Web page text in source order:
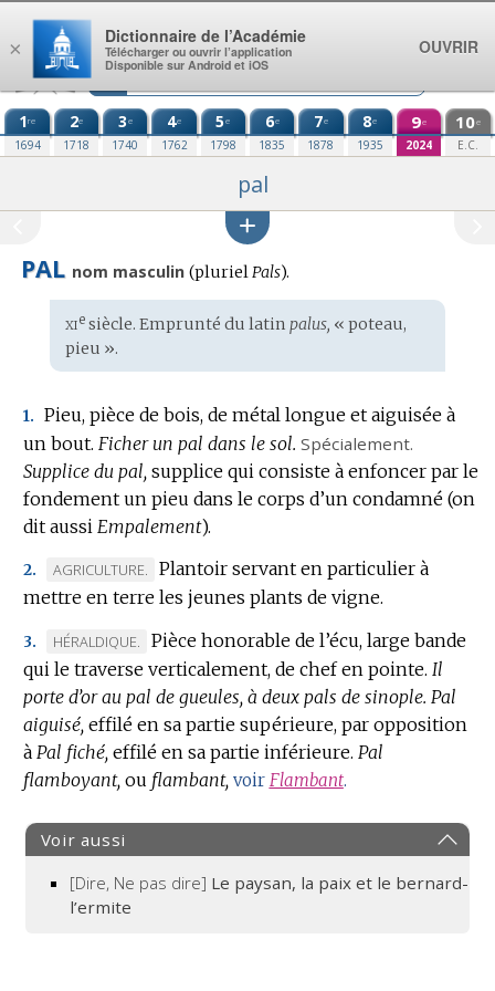
Aller au contenu
1re
1694
2e
1718
3e
1740
4e
1762
5e
1798
6e
1835
7e
1878
8e
1935
9e
2024
10e
E.C.
pal
PAL nom masculin (plurielPals).
Étymologie
:
xiesiècle. Emprunté du latin palus, « poteau,
pieu ».
1. Pieu, pièce de bois, de métal longue et aiguisée à
un bout. Ficher un pal dans le sol. Spécialement.
Supplice du pal, supplice qui consiste à enfoncer par le
fondement un pieu dans le corps d’un condamné (on
dit aussi Empalement).
2.
MARQUE
DE
:
AGRICULTURE.
Plantoir servant en particulier à
mettre en terre les jeunes plants de vigne.
3.
MARQUE
DE
DOMAINE
:
HÉRALDIQUE.
Pièce honorable de l’écu, large bande
qui le traverse verticalement, de chef en pointe. Il
porte d’or au pal de gueules, à deux pals de sinople. Pal
aiguisé, effilé en sa partie supérieure, par opposition
à Pal fiché, effilé en sa partie inférieure. Pal
flamboyant, ou flambant, voir Flambant.
Voir aussi
[Dire, Ne pas dire] Le paysan, la paix et le bernard-
l’ermite
×
Dictionnaire de l’Académie
Télécharger ou ouvrir l’application
Disponible sur Android et iOS
OUVRIR